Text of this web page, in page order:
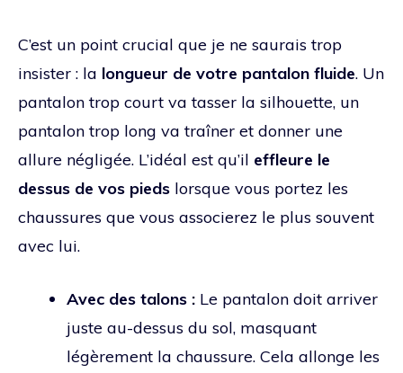
C’est un point crucial que je ne saurais trop
insister : la longueur de votre pantalon fluide. Un
pantalon trop court va tasser la silhouette, un
pantalon trop long va traîner et donner une
allure négligée. L’idéal est qu’il effleure le
dessus de vos pieds lorsque vous portez les
chaussures que vous associerez le plus souvent
avec lui.
Avec des talons : Le pantalon doit arriver
juste au-dessus du sol, masquant
légèrement la chaussure. Cela allonge les